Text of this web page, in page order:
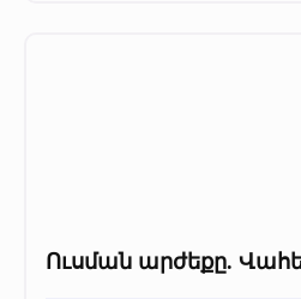
Ուսման արժեքը. Վահե